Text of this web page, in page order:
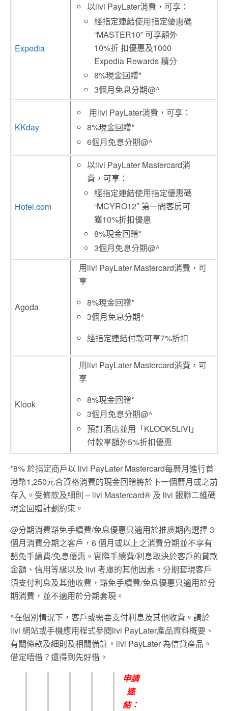
Expedia
以livi PayLater消費，可享：
經指定連結使用指定優惠碼
“MASTER10” 可享額外
10%折 扣優惠及1000
Expedia Rewards 積分
8%現金回贈*
3個月免息分期@^
KKday
用livi PayLater消費，可享：
8%現金回贈*
6個月免息分期@^
Hotel.com
以livi PayLater Mastercard消
費，可享：
經指定連結使用指定優惠碼
“MCYRO12″ 第一間客房可
獲10%折扣優惠
8%現金回贈*
3個月免息分期@^
Agoda
用livi PayLater Mastercard消費，可
享
8%現金回贈*
3個月免息分期^
經指定連結付款可享7%折扣
Klook
用livi PayLater Mastercard消費，可
享
8%現金回贈*
3個月免息分期@^
預訂酒店並用「KLOOK5LIVI」
付款享額外5%折扣優惠
*8% 於指定商戶以 livi PayLater Mastercard每曆月進行首
港幣1,250元合資格消費的現金回贈將於下一個曆月或之前
存入。受條款及細則 – livi Mastercard® 及 livi 銀聯二維碼
現金回贈計劃約束。
@分期消費豁免手續費/免息優惠只適用於推廣期內選擇 3
個月消費分期之客戶，6 個月或以上之消費分期並不享有
豁免手續費/免息優惠。實際手續費/利息取決於客戶的貸款
金額、信用等級以及 livi 考慮的其他因素。分期套現客戶
須支付利息及其他收費，豁免手續費/免息優惠只適用於分
期消費，並不適用於分期套現。
^在個別情況下，客戶或需要支付利息及其他收費。請於
livi 網站或手機應用程式參閱livi PayLater產品資料概要、
有關條款及細則及相關備註。livi PayLater 為信貸產品。
借定唔借？還得到先好借。
申請
連
結：